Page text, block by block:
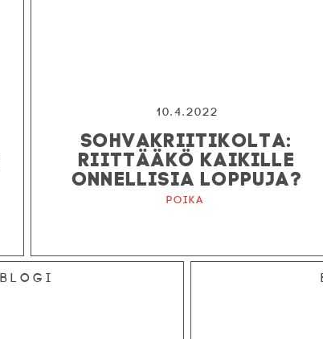
10.4.2022
SOHVAKRIITIKOLTA:
RIITTÄÄKÖ KAIKILLE
ONNELLISIA LOPPUJA?
Poika
Blogi